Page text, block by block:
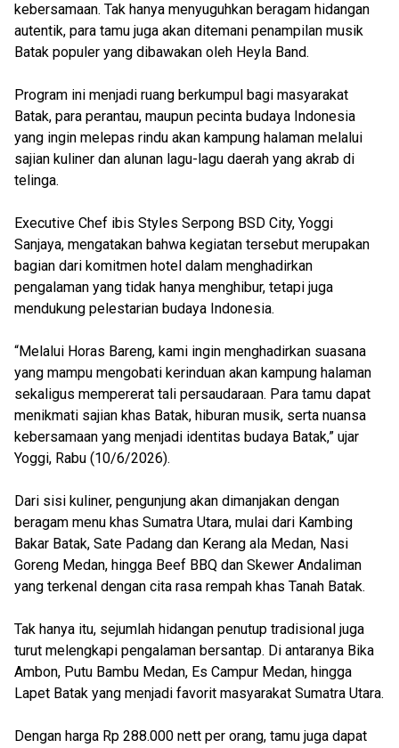
kebersamaan. Tak hanya menyuguhkan beragam hidangan
autentik, para tamu juga akan ditemani penampilan musik
Batak populer yang dibawakan oleh Heyla Band.
Program ini menjadi ruang berkumpul bagi masyarakat
Batak, para perantau, maupun pecinta budaya Indonesia
yang ingin melepas rindu akan kampung halaman melalui
sajian kuliner dan alunan lagu-lagu daerah yang akrab di
telinga.
Executive Chef ibis Styles Serpong BSD City, Yoggi
Sanjaya, mengatakan bahwa kegiatan tersebut merupakan
bagian dari komitmen hotel dalam menghadirkan
pengalaman yang tidak hanya menghibur, tetapi juga
mendukung pelestarian budaya Indonesia.
“Melalui Horas Bareng, kami ingin menghadirkan suasana
yang mampu mengobati kerinduan akan kampung halaman
sekaligus mempererat tali persaudaraan. Para tamu dapat
menikmati sajian khas Batak, hiburan musik, serta nuansa
kebersamaan yang menjadi identitas budaya Batak,” ujar
Yoggi, Rabu (10/6/2026).
Dari sisi kuliner, pengunjung akan dimanjakan dengan
beragam menu khas Sumatra Utara, mulai dari Kambing
Bakar Batak, Sate Padang dan Kerang ala Medan, Nasi
Goreng Medan, hingga Beef BBQ dan Skewer Andaliman
yang terkenal dengan cita rasa rempah khas Tanah Batak.
Tak hanya itu, sejumlah hidangan penutup tradisional juga
turut melengkapi pengalaman bersantap. Di antaranya Bika
Ambon, Putu Bambu Medan, Es Campur Medan, hingga
Lapet Batak yang menjadi favorit masyarakat Sumatra Utara.
Dengan harga Rp 288.000 nett per orang, tamu juga dapat